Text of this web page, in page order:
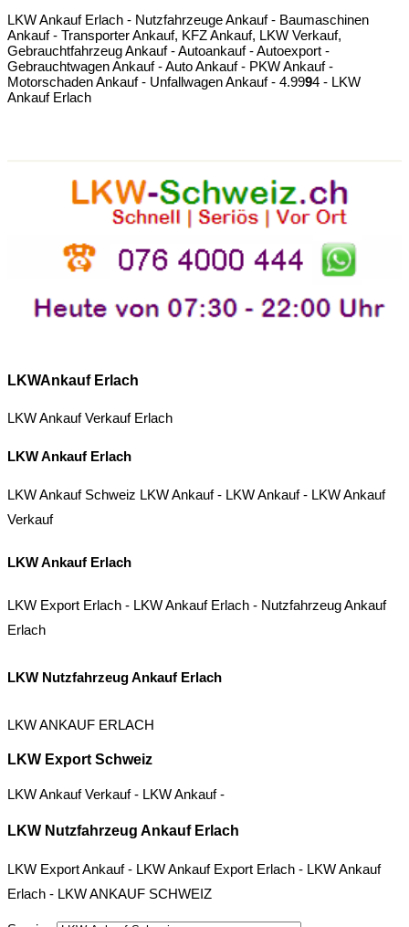
LKW Ankauf Erlach - Nutzfahrzeuge Ankauf - Baumaschinen
Ankauf - Transporter Ankauf, KFZ Ankauf, LKW Verkauf,
Gebrauchtfahrzeug Ankauf - Autoankauf - Autoexport -
Gebrauchtwagen Ankauf - Auto Ankauf - PKW Ankauf -
Motorschaden Ankauf - Unfallwagen Ankauf - 4.9994 - LKW
Ankauf Erlach
LKWAnkauf Erlach
LKW Ankauf Verkauf Erlach
LKW Ankauf Erlach
LKW Ankauf Schweiz LKW Ankauf- LKW Ankauf- LKW Ankauf
Verkauf
LKW Ankauf Erlach
LKW Export Erlach - LKW Ankauf Erlach - Nutzfahrzeug Ankauf
Erlach
LKW Nutzfahrzeug Ankauf Erlach
LKW ANKAUF ERLACH
LKW Export Schweiz
LKW Ankauf Verkauf- LKW Ankauf-
LKW Nutzfahrzeug Ankauf Erlach
LKW Export Ankauf- LKW Ankauf Export Erlach - LKW Ankauf
Erlach - LKW ANKAUF SCHWEIZ